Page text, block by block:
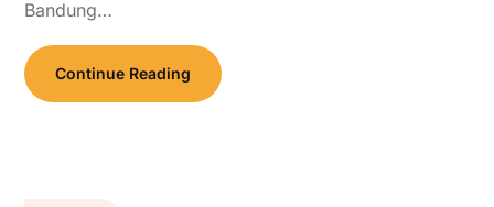
Bandung…
Continue Reading